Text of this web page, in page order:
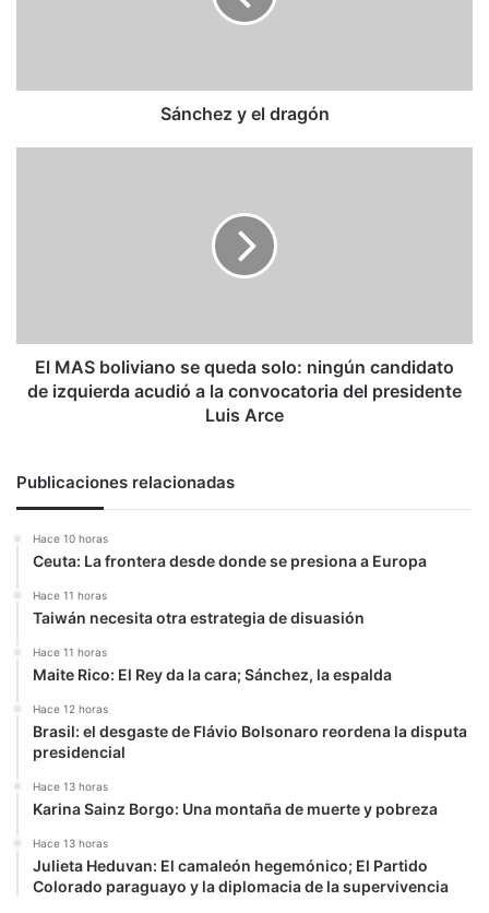
Sánchez y el dragón
de
izquierda
acudió
del
Arce
El MAS boliviano se queda solo: ningún candidato
de izquierda acudió a la convocatoria del presidente
Luis Arce
Publicaciones relacionadas
Hace 10 horas
Ceuta: La frontera desde donde se presiona a Europa
Hace 11 horas
Taiwán necesita otra estrategia de disuasión
Hace 11 horas
Maite Rico: El Rey da la cara; Sánchez, la espalda
Hace 12 horas
Brasil: el desgaste de Flávio Bolsonaro reordena la disputa
presidencial
Hace 13 horas
Karina Sainz Borgo: Una montaña de muerte y pobreza
Hace 13 horas
Julieta Heduvan: El camaleón hegemónico; El Partido
Colorado paraguayo y la diplomacia de la supervivencia